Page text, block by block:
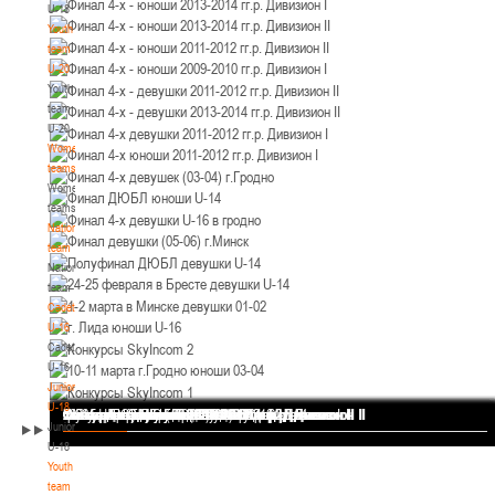
U-18
Youth
team
U-20
Youth
team
U-20
Women's
teams
Women's
teams
National
team
National
team
Cadets
U-16
Cadets
U-16
Juniors
U-18
Juniors
U-18
Youth
team
Уральская 3А
12-14.03.3036
Пинск
U-12, юноши
II тур – юноши 2014-2015 гг.р., Дивизион 1, 12-14 марта 2026 г., г. Пинск, ул.
ул. Пушкина, д. 27
05-07.03.2026
U-14, юноши
IV тур – юноши 2012-2013 гг.р., Дивизион 1, 05-07 марта 2026 г., г. Минск, ул.
Уральская 3А
05-06.03.2026
, девушки
III тур – девушки 2012-2013 гг.р., Дивизион 1, 05-06 марта 2026 г., г. Гомель,
ул. Б.Хмельницкого, 118а
04-06.03.2026
Брест
Финал 4-х - девушки 2013-2014 гг.р. Дивизион I
Финал 4-х - юноши 2013-2014 гг.р. Дивизион I
Финал 4-х - юноши 2013-2014 гг.р. Дивизион II
Финал 4-х - юноши 2011-2012 гг.р. Дивизион II
Финал 4-х - юноши 2009-2010 гг.р. Дивизион I
Финал 4-х - девушки 2011-2012 гг.р. Дивизион II
Финал 4-х - девушки 2013-2014 гг.р. Дивизион II
Финал 4-х девушки 2011-2012 гг.р. Дивизион I
Финал 4-х юноши 2011-2012 гг.р. Дивизион I
Финал 4-х девушек (03-04) г.Гродно
Финал ДЮБЛ юноши U-14
Финал 4-х девушки U-16 в гродно
Финал девушки (05-06) г.Минск
Полуфинал ДЮБЛ девушки U-14
24-25 февраля в Бресте девушки U-14
1-2 марта в Минске девушки 01-02
г. Лида юноши U-16
Конкурсы SkyIncom 2
10-11 марта г.Гродно юноши 03-04
Конкурсы SkyIncom 1
группа "ВКонтакте"